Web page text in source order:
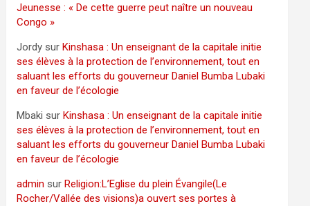
Jeunesse : « De cette guerre peut naître un nouveau
Congo »
Jordy surKinshasa : Un enseignant de la capitale initie
ses élèves à la protection de l’environnement, tout en
saluant les efforts du gouverneur Daniel Bumba Lubaki
en faveur de l’écologie
Mbaki surKinshasa : Un enseignant de la capitale initie
ses élèves à la protection de l’environnement, tout en
saluant les efforts du gouverneur Daniel Bumba Lubaki
en faveur de l’écologie
admin surReligion:L’Eglise du plein Évangile(Le
Rocher/Vallée des visions)a ouvert ses portes à